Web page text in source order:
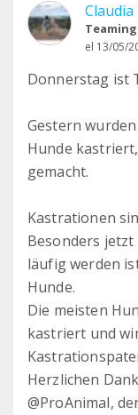
el 13/05/
Donnerstag ist
Gestern
Hunde
gemacht.
Kastrationen
Besonders
läufig werden
Hunde.
Die meisten
kastriert und
Herzlichen
@ProAnimal,